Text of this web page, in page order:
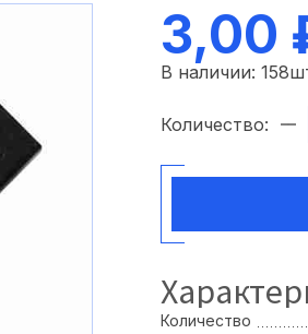
3,00
В наличии: 158
Количество:
Количество